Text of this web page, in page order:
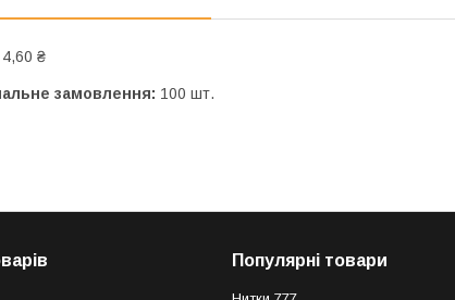
4,60 ₴
замовлення: 100 шт.
Популярні товари